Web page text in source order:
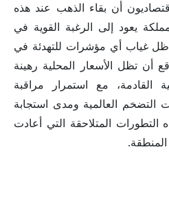
أن بقاء الذهب عند هذه
يعود إلى الرغبة القوية في
غياب أي مؤشرات للتهدئة في
أن تظل الأسعار المحلية رهينة
القادمة، مع استمرار مراقبة
التضخم العالمية ومدى استجابة
التطورات المتلاحقة التي أعادت